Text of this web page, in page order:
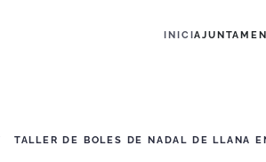
INICI
TALLER DE BOLES DE NADAL DE LLANA